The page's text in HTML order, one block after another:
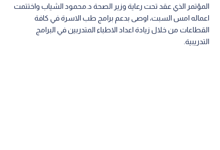
المؤتمر الذي عقد تحت رعاية وزير الصحة د.محمود الشياب واختتمت
اعماله امس السبت، اوصى بدعم برامج طب الاسرة في كافة
القطاعات من خلال زيادة اعداد الاطباء المتدربين في البرامج
التدريبية.